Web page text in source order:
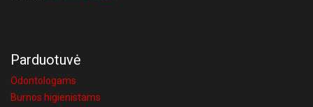
Parduotuvė
Odontologams
Burnos higienistams